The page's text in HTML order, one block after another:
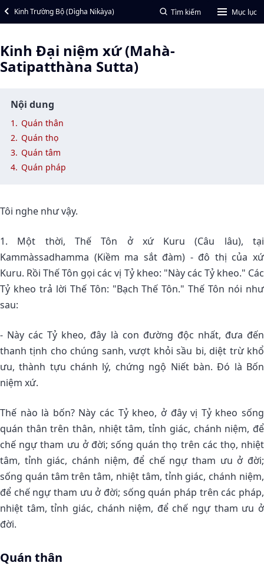
Kinh Trường Bộ (Dìgha Nikàya) Tìm kiếm Mục lục
Kinh Ðại niệm xứ (Mahà-
Satipatthàna Sutta)
Nội dung
1. Quán thân
2. Quán thọ
3. Quán tâm
4. Quán pháp
Tôi nghe như vậy.
1. Một thời, Thế Tôn ở xứ Kuru (Câu lâu), tại
Kammàssadhamma (Kiềm ma sắt đàm) - đô thị của xứ
Kuru. Rồi Thế Tôn gọi các vị Tỷ kheo: "Này các Tỷ kheo." Các
Tỷ kheo trả lời Thế Tôn: "Bạch Thế Tôn." Thế Tôn nói như
sau:
- Này các Tỷ kheo, đây là con đường độc nhất, đưa đến
thanh tịnh cho chúng sanh, vượt khỏi sầu bi, diệt trừ khổ
ưu, thành tựu chánh lý, chứng ngộ Niết bàn. Ðó là Bốn
niệm xứ.
Thế nào là bốn? Này các Tỷ kheo, ở đây vị Tỷ kheo sống
quán thân trên thân, nhiệt tâm, tỉnh giác, chánh niệm, để
chế ngự tham ưu ở đời; sống quán thọ trên các thọ, nhiệt
tâm, tỉnh giác, chánh niệm, để chế ngự tham ưu ở đời;
sống quán tâm trên tâm, nhiệt tâm, tỉnh giác, chánh niệm,
để chế ngự tham ưu ở đời; sống quán pháp trên các pháp,
nhiệt tâm, tỉnh giác, chánh niệm, để chế ngự tham ưu ở
đời.
Quán thân